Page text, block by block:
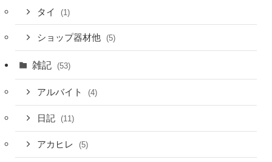
タイ (1)
ショップ器材他 (5)
雑記 (53)
アルバイト (4)
日記 (11)
アカヒレ (5)